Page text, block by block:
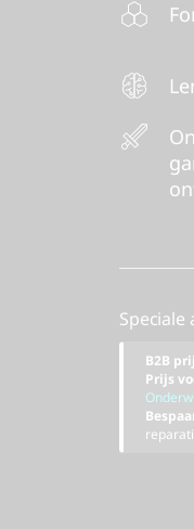
Speciale
B2B
Prijs